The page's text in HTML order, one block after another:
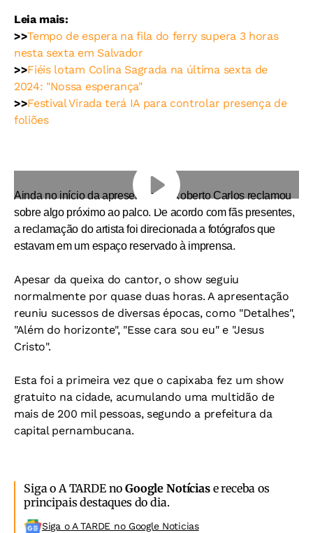
Leia mais:
>>Tempo de espera na fila do ferry supera 3 horas
nesta sexta em Salvador
>>Fiéis lotam Colina Sagrada na última sexta de
2024: "Nossa esperança"
>>Festival Virada terá IA para controlar presença de
foliões
Ainda no início da apresentação, Roberto Carlos reclamou
sobre algo próximo ao palco. De acordo com fãs presentes,
a reclamação do artista foi direcionada a fotógrafos que
estavam em um espaço reservado à imprensa.
Apesar da queixa do cantor, o show seguiu
normalmente por quase duas horas. A apresentação
reuniu sucessos de diversas épocas, como "Detalhes",
"Além do horizonte", "Esse cara sou eu" e "Jesus
Cristo".
Esta foi a primeira vez que o capixaba fez um show
gratuito na cidade, acumulando uma multidão de
mais de 200 mil pessoas, segundo a prefeitura da
capital pernambucana.
Siga o A TARDE noGoogle Notíciase receba os
principais destaques do dia.
Siga o A TARDE no Google Noticias